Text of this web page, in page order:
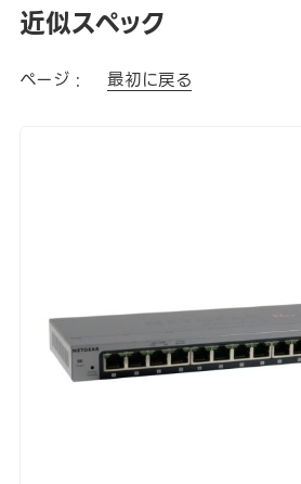
近似スペック
ページ : 最初に戻る